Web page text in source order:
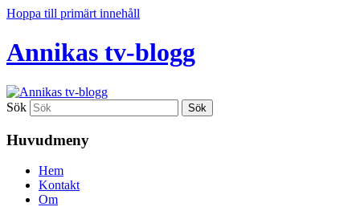
Hoppa till primärt innehåll
Annikas tv-blogg
Sök
Huvudmeny
Hem
Kontakt
Om